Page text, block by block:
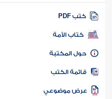
كتب PDF
كتاب الأمة
المكتبة
الكتب